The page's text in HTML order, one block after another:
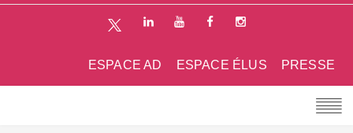
PRESSE
ESPACE ÉLUS
ESPACE AD